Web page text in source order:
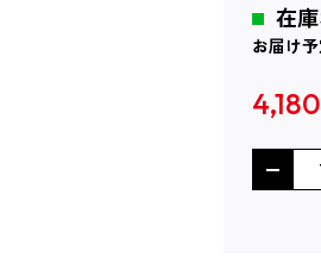
在
お届け予
4,180